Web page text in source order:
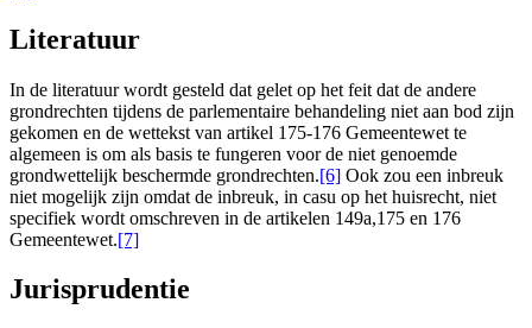
Literatuur
In de literatuur wordt gesteld dat gelet op het feit dat de andere
grondrechten tijdens de parlementaire behandeling niet aan bod zijn
gekomen en de wettekst van artikel 175-176 Gemeentewet te
algemeen is om als basis te fungeren voor de niet genoemde
grondwettelijk beschermde grondrechten.[6] Ook zou een inbreuk
niet mogelijk zijn omdat de inbreuk, in casu op het huisrecht, niet
specifiek wordt omschreven in de artikelen 149a,175 en 176
Gemeentewet.[7]
Jurisprudentie